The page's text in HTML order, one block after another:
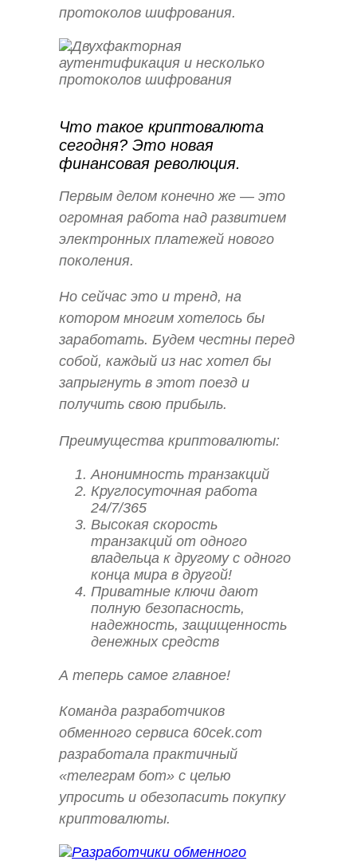
протоколов шифрования.
Что такое криптовалюта
сегодня? Это новая
финансовая революция.
Первым делом конечно же — это
огромная работа над развитием
электронных платежей нового
поколения.
Но сейчас это и тренд, на
котором многим хотелось бы
заработать. Будем честны перед
собой, каждый из нас хотел бы
запрыгнуть в этот поезд и
получить свою прибыль.
Преимущества криптовалюты:
Анонимность транзакций
Круглосуточная работа
24/7/365
Высокая скорость
транзакций от одного
владельца к другому с одного
конца мира в другой!
Приватные ключи дают
полную безопасность,
надежность, защищенность
денежных средств
А теперь самое главное!
Команда разработчиков
обменного сервиса 60cek.com
разработала практичный
«телеграм бот» с целью
упросить и обезопасить покупку
криптовалюты.